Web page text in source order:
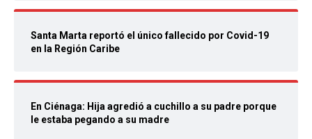
Santa Marta reportó el único fallecido por Covid-19
en la Región Caribe
En Ciénaga: Hija agredió a cuchillo a su padre porque
le estaba pegando a su madre